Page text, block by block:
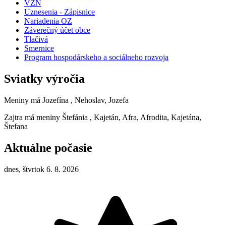
VZN
Uznesenia - Zápisnice
Nariadenia OZ
Záverečný účet obce
Tlačivá
Smernice
Program hospodárskeho a sociálneho rozvoja
Sviatky výročia
Meniny má Jozefína , Nehoslav, Jozefa
Zajtra má meniny Štefánia , Kajetán, Afra, Afrodita, Kajetána,
Štefana
Aktuálne počasie
dnes, štvrtok 6. 8. 2026